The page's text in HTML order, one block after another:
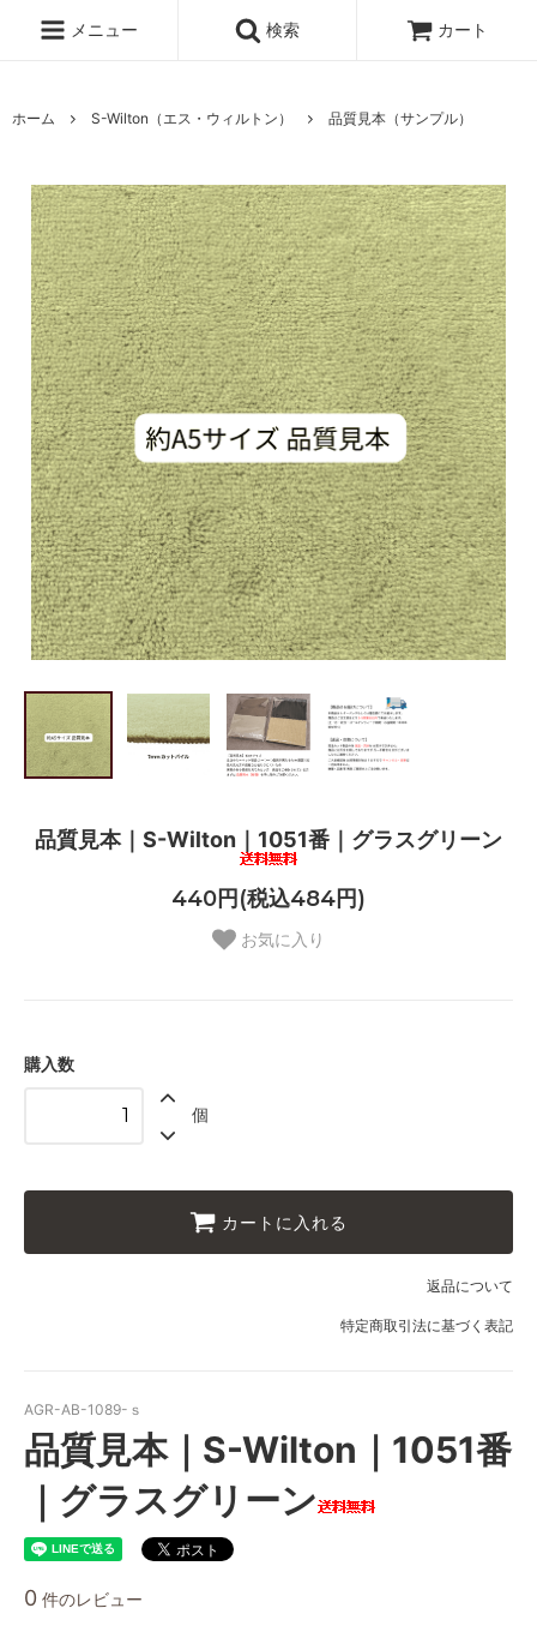
メニュー 検索 カート
ホーム S-Wilton（エス・ウィルトン） 品質見本（サンプル）
品質見本｜S-Wilton｜1051番｜グラスグリーン
440円(税込484円)
お気に入り
購入数
個
カートに入れる
返品について
特定商取引法に基づく表記
AGR-AB-1089-ｓ
品質見本｜S-Wilton｜1051番
｜グラスグリーン
0 件のレビュー